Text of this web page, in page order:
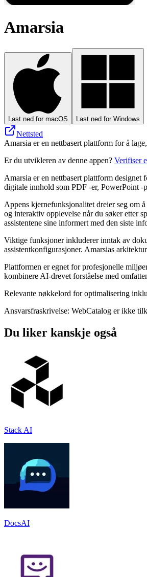
Amarsia
Last ned for macOS Last ned for Windows
Nettsted
Amarsia er en nettbasert plattform for å
Er du utvikleren av denne appen? Verifiser
Amarsia er en nettbasert plattform
digitale innhold som PDF -er, PowerPoint -
Appens kjernefunksjonalitet dreier seg om
og interaktiv opplevelse når du søker etter
assistentene sine informert med den siste
Viktige funksjoner inkluderer inntak av
assistentkonfigurasjoner. Amarsias
Plattformen er egnet for profesjonelle
kombinere AI-drevet forståelse med
Relevante nøkkelord for optimalisering
Ansvarsfraskrivelse: WebCatalog er ikke
Du liker kanskje også
Stack AI
DocsAI